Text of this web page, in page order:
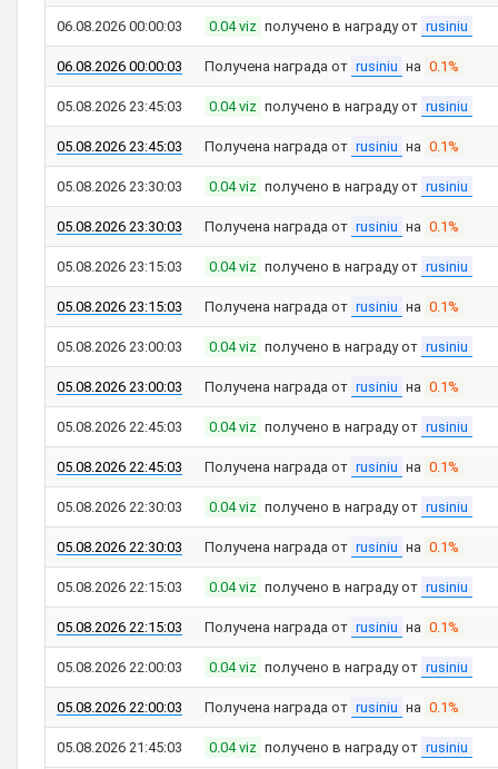
06.08.2026 00:00:03 0.04 viz получено в награду от rusiniu
06.08.2026 00:00:03 Получена награда от rusiniu на 0.1%
05.08.2026 23:45:03 0.04 viz получено в награду от rusiniu
05.08.2026 23:45:03 Получена награда от rusiniu на 0.1%
05.08.2026 23:30:03 0.04 viz получено в награду от rusiniu
05.08.2026 23:30:03 Получена награда от rusiniu на 0.1%
05.08.2026 23:15:03 0.04 viz получено в награду от rusiniu
05.08.2026 23:15:03 Получена награда от rusiniu на 0.1%
05.08.2026 23:00:03 0.04 viz получено в награду от rusiniu
05.08.2026 23:00:03 Получена награда от rusiniu на 0.1%
05.08.2026 22:45:03 0.04 viz получено в награду от rusiniu
05.08.2026 22:45:03 Получена награда от rusiniu на 0.1%
05.08.2026 22:30:03 0.04 viz получено в награду от rusiniu
05.08.2026 22:30:03 Получена награда от rusiniu на 0.1%
05.08.2026 22:15:03 0.04 viz получено в награду от rusiniu
05.08.2026 22:15:03 Получена награда от rusiniu на 0.1%
05.08.2026 22:00:03 0.04 viz получено в награду от rusiniu
05.08.2026 22:00:03 Получена награда от rusiniu на 0.1%
05.08.2026 21:45:03 0.04 viz получено в награду от rusiniu